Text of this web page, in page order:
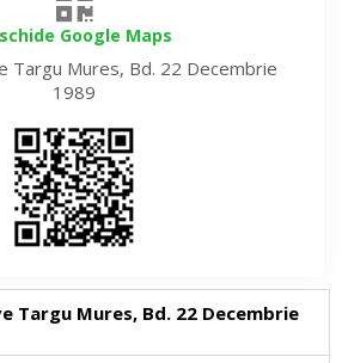
Google Maps
Targu Mures, Bd. 22 Decembrie
1989
Targu Mures, Bd. 22 Decembrie